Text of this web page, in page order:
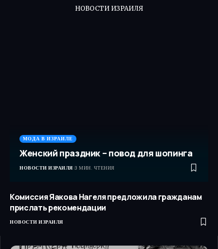
НОВОСТИ ИЗРАИЛЯ
МОДА В ИЗРАИЛЕ
Женский праздник – повод для шопинга
НОВОСТИ ИЗРАИЛЯ 3 МИН. ЧТЕНИЯ
Комиссия Яакова Нагеля предложила гражданам
прислать рекомендации
НОВОСТИ ИЗРАИЛЯ